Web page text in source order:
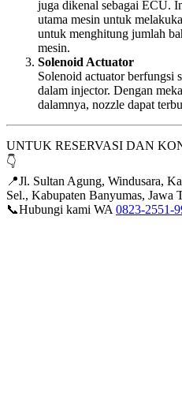
juga dikenal sebagai ECU.
utama mesin untuk
untuk menghitung jumlah
mesin.
Solenoid Actuator
Solenoid actuator berfungsi
dalam injector. Dengan
dalamnya, nozzle dapat
UNTUK RESERVASI DAN
👇
📍Jl. Sultan Agung, Windusara,
Sel., Kabupaten Banyumas, Jawa
📞Hubungi kami WA 0823-2551-